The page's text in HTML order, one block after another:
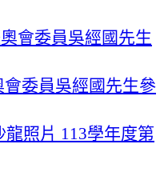
委員吳經國先生參
113學年度第